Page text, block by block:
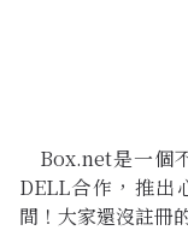
Box.net是一個
DELL合作，推出
間！大家還沒註冊